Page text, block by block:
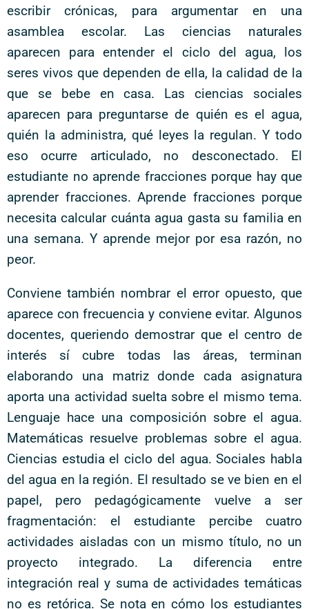
escribir crónicas, para argumentar en una
asamblea escolar. Las ciencias naturales
aparecen para entender el ciclo del agua, los
seres vivos que dependen de ella, la calidad de la
que se bebe en casa. Las ciencias sociales
aparecen para preguntarse de quién es el agua,
quién la administra, qué leyes la regulan. Y todo
eso ocurre articulado, no desconectado. El
estudiante no aprende fracciones porque hay que
aprender fracciones. Aprende fracciones porque
necesita calcular cuánta agua gasta su familia en
una semana. Y aprende mejor por esa razón, no
peor.
Conviene también nombrar el error opuesto, que
aparece con frecuencia y conviene evitar. Algunos
docentes, queriendo demostrar que el centro de
interés sí cubre todas las áreas, terminan
elaborando una matriz donde cada asignatura
aporta una actividad suelta sobre el mismo tema.
Lenguaje hace una composición sobre el agua.
Matemáticas resuelve problemas sobre el agua.
Ciencias estudia el ciclo del agua. Sociales habla
del agua en la región. El resultado se ve bien en el
papel, pero pedagógicamente vuelve a ser
fragmentación: el estudiante percibe cuatro
actividades aisladas con un mismo título, no un
proyecto integrado. La diferencia entre
integración real y suma de actividades temáticas
no es retórica. Se nota en cómo los estudiantes